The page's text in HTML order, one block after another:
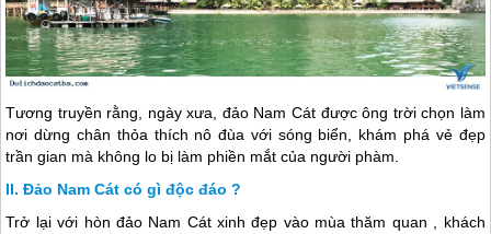
Tương truyền rằng, ngày xưa, đảo Nam Cát được ông trời chọn làm
nơi dừng chân thỏa thích nô đùa với sóng biển, khám phá vẻ đẹp
trần gian mà không lo bị làm phiền mắt của người phàm.
Đảo Nam Cát có gì độc đáo ?
Trở lại với hòn đảo Nam Cát xinh đẹp vào mùa thăm quan , khách